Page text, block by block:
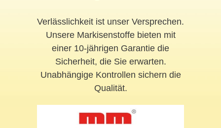
Verlässlichkeit ist unser Versprechen.
Unsere Markisenstoffe bieten mit
einer 10-jährigen Garantie die
Sicherheit, die Sie erwarten.
Unabhängige Kontrollen sichern die
Qualität.